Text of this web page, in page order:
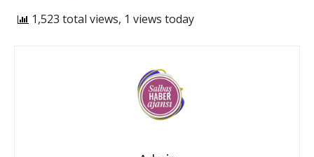
1,523 total views, 1 views today